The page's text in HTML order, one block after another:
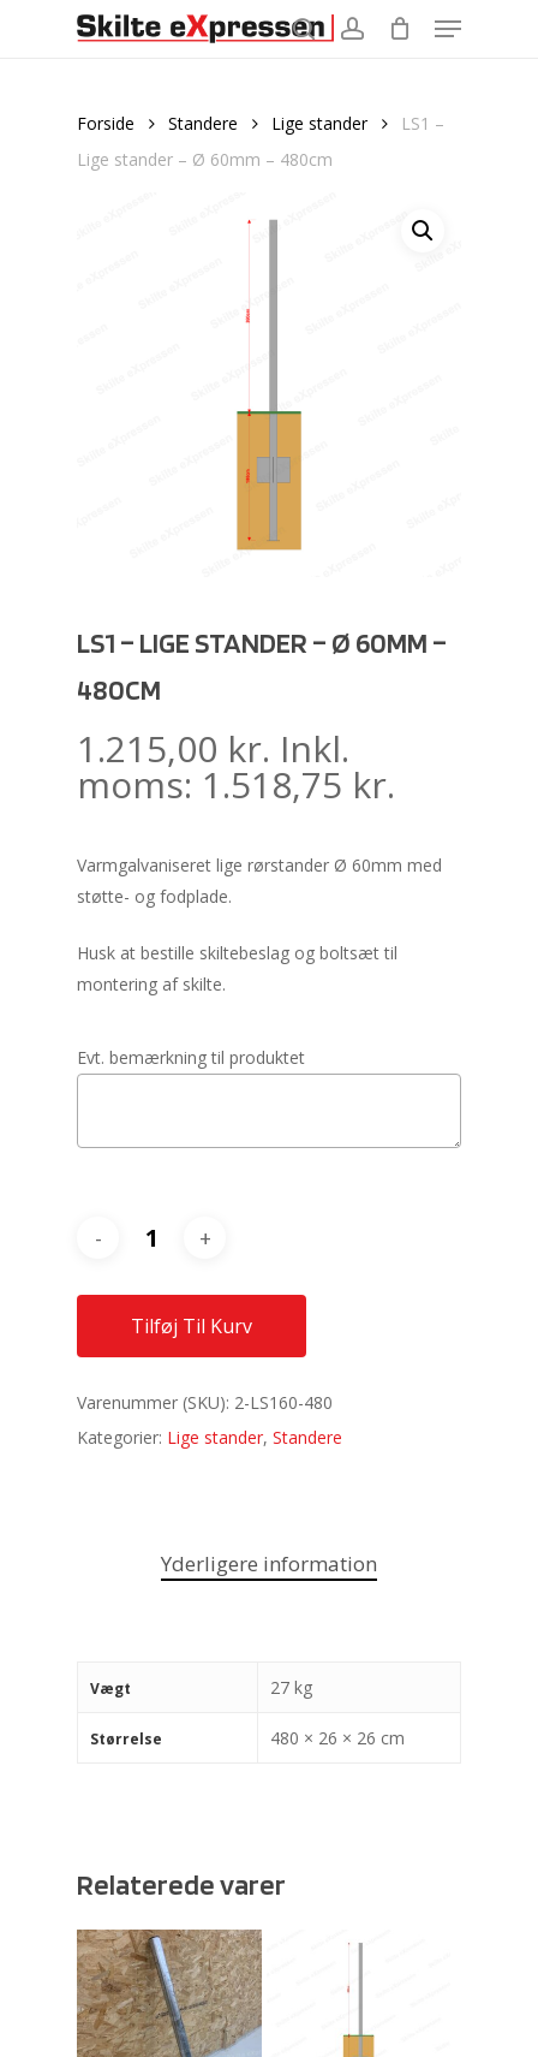
Menu
Forside Standere Lige stander
LS1 –
Lige stander – Ø 60mm – 480cm
LS1 – LIGE STANDER – Ø 60MM –
480CM
1.215,00 kr. Inkl.
moms: 1.518,75 kr.
Varmgalvaniseret lige rørstander Ø 60mm med
støtte- og fodplade.
Husk at bestille skiltebeslag og boltsæt til
montering af skilte.
Evt. bemærkning til produktet
Tilføj Til Kurv
Varenummer (SKU): 2-LS160-480
Kategorier: Lige stander, Standere
Yderligere information
Vægt 27 kg
Størrelse 480 × 26 × 26 cm
Relaterede varer